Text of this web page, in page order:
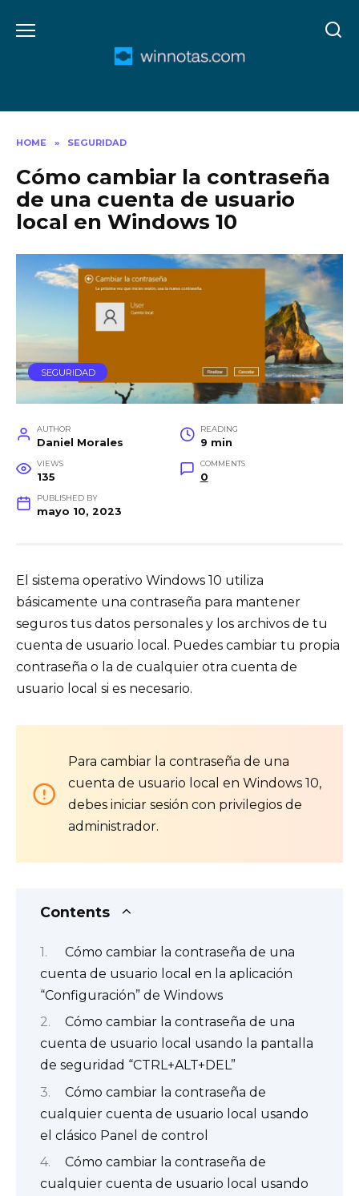
HOME » SEGURIDAD
Cómo cambiar la contraseña
de una cuenta de usuario
local en Windows 10
SEGURIDAD
AUTHOR
Daniel Morales
READING
9 min
VIEWS
135
COMMENTS
0
PUBLISHED BY
mayo 10, 2023
El sistema operativo Windows 10 utiliza
básicamente una contraseña para mantener
seguros tus datos personales y los archivos de tu
cuenta de usuario local. Puedes cambiar tu propia
contraseña o la de cualquier otra cuenta de
usuario local si es necesario.
Para cambiar la contraseña de una
cuenta de usuario local en Windows 10,
debes iniciar sesión con privilegios de
administrador.
Contents
Cómo cambiar la contraseña de una
cuenta de usuario local en la aplicación
“Configuración” de Windows
Cómo cambiar la contraseña de una
cuenta de usuario local usando la pantalla
de seguridad “CTRL+ALT+DEL”
Cómo cambiar la contraseña de
cualquier cuenta de usuario local usando
el clásico Panel de control
Cómo cambiar la contraseña de
cualquier cuenta de usuario local usando